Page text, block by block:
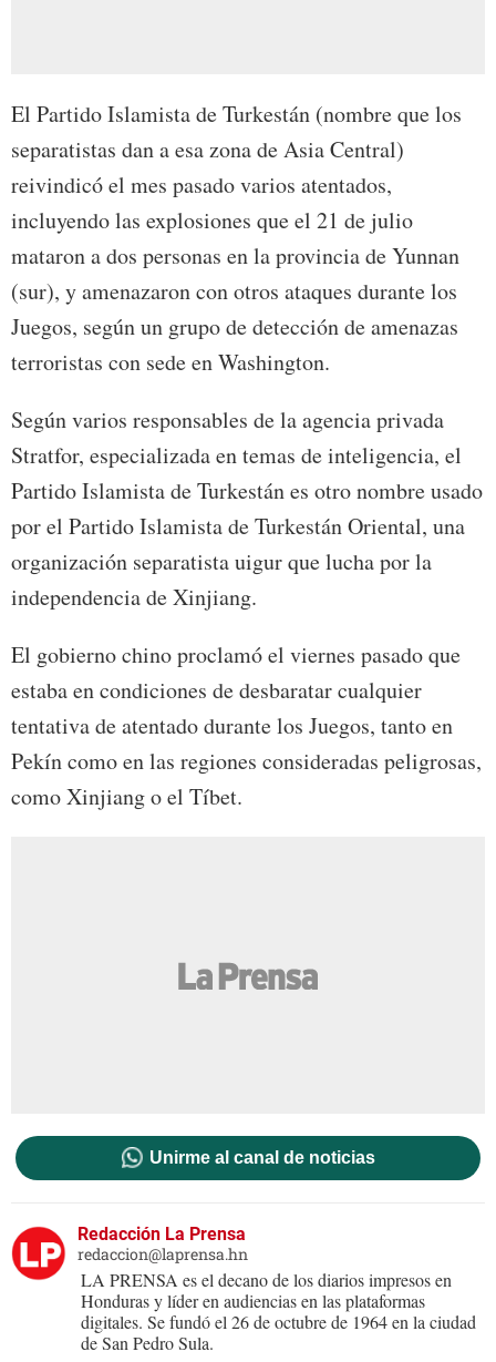
El Partido Islamista de Turkestán (nombre que los
separatistas dan a esa zona de Asia Central)
reivindicó el mes pasado varios atentados,
incluyendo las explosiones que el 21 de julio
mataron a dos personas en la provincia de Yunnan
(sur), y amenazaron con otros ataques durante los
Juegos, según un grupo de detección de amenazas
terroristas con sede en Washington.
Según varios responsables de la agencia privada
Stratfor, especializada en temas de inteligencia, el
Partido Islamista de Turkestán es otro nombre usado
por el Partido Islamista de Turkestán Oriental, una
organización separatista uigur que lucha por la
independencia de Xinjiang.
El gobierno chino proclamó el viernes pasado que
estaba en condiciones de desbaratar cualquier
tentativa de atentado durante los Juegos, tanto en
Pekín como en las regiones consideradas peligrosas,
como Xinjiang o el Tíbet.
Unirme al canal de noticias
Redacción La Prensa
redaccion@laprensa.hn
LA PRENSA es el decano de los diarios impresos en
Honduras y líder en audiencias en las plataformas
digitales. Se fundó el 26 de octubre de 1964 en la ciudad
de San Pedro Sula.